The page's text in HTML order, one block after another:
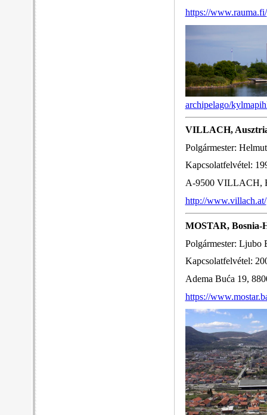
https://www.rauma.fi/
archipelago/
VILLACH,
Polgármester:
Kapcsolatfelvétel:
A-9500 VILLACH,
http://www.villach.at/
MOSTAR, Bosnia-
Polgármester: Ljubo
Kapcsolatfelvétel:
Adema Buća 19,
https://